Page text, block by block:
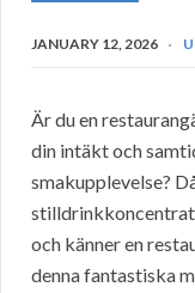
JANUARY 12, 2026
Är du en
din intäkt och
smakupplevelse?
och känner en
denna fantastiska